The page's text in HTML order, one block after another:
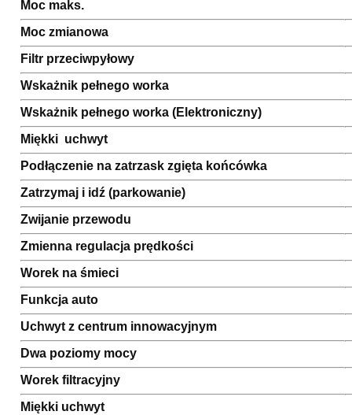
Moc maks.
Moc zmianowa
Filtr przeciwpyłowy
Wskażnik pełnego worka
Wskażnik pełnego worka (Elektroniczny)
Miękki uchwyt
Podłączenie na zatrzask zgięta końcówka
Zatrzymaj i idź (parkowanie)
Zwijanie przewodu
Zmienna regulacja prędkości
Worek na śmieci
Funkcja auto
Uchwyt z centrum innowacyjnym
Dwa poziomy mocy
Worek filtracyjny
Miękki uchwyt